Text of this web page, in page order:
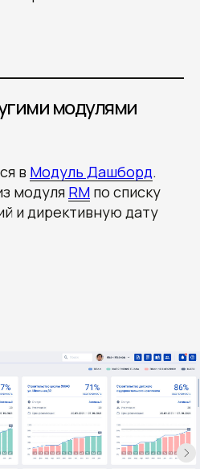
модулями
в Модуль Дашборд.
модуля RM по списку
и директивную дату